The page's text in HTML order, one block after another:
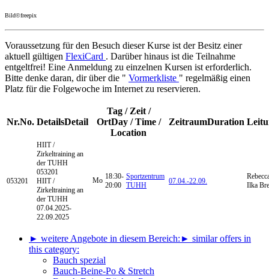
Bild©freepix
Voraussetzung für den Besuch dieser Kurse ist der Besitz einer
aktuell gültigen FlexiCard . Darüber hinaus ist die Teilnahme
entgeltfrei! Eine Anmeldung zu einzelnen Kursen ist erforderlich.
Bitte denke daran, dir über die " Vormerkliste " regelmäßig einen
Platz für die Folgewoche im Internet zu reservieren.
Nr.No. DetailsDetail
Tag / Zeit /
OrtDay / Time /
Location
ZeitraumDuration
053201
HIIT /
Zirkeltraining an
der TUHH
053201
HIIT /
Zirkeltraining an
der TUHH
07.04.2025-
22.09.2025
Mo 18:30-
20:00
Sportzentrum
TUHH
07.04.-22.09.
Ilka
► weitere Angebote in diesem Bereich: ► similar offers in
this category:
Bauch spezial
Bauch-Beine-Po & Stretch